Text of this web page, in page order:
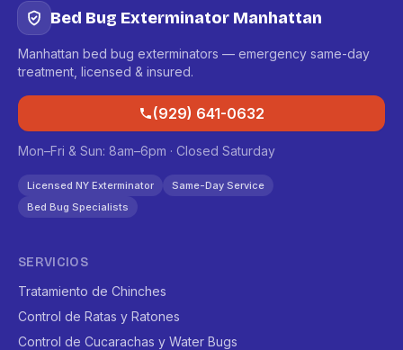
Bed Bug Exterminator Manhattan
Manhattan bed bug exterminators — emergency same-day
treatment, licensed & insured.
(929) 641-0632
Mon–Fri & Sun: 8am–6pm · Closed Saturday
Licensed NY Exterminator
Same-Day Service
Bed Bug Specialists
SERVICIOS
Tratamiento de Chinches
Control de Ratas y Ratones
Control de Cucarachas y Water Bugs